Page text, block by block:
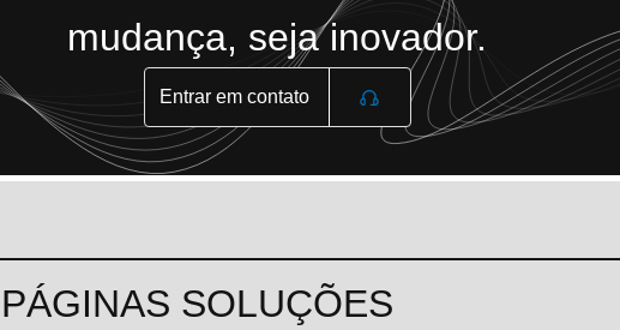
mudança, seja inovador.
Entrar em contato
PÁGINAS SOLUÇÕES